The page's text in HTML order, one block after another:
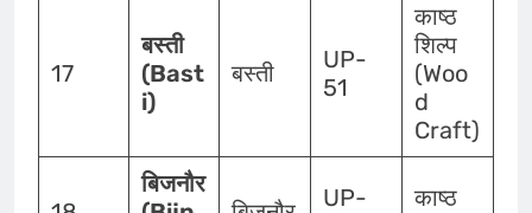
17
बस्ती
(Bast
i)
बस्ती
UP-
51
काष्ठ
शिल्प
(Woo
d
Craft)
बिजनौर
UP-
काष्ठ